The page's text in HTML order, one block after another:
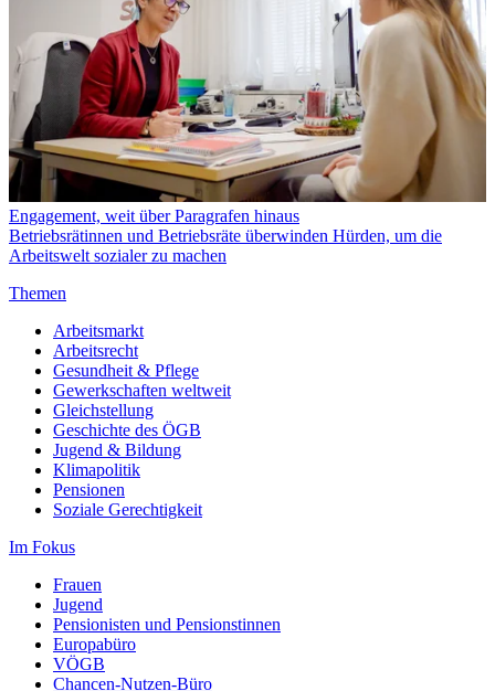
Engagement, weit über Paragrafen hinaus
Betriebsrätinnen und Betriebsräte überwinden Hürden, um die
Arbeitswelt sozialer zu machen
Themen
Arbeitsmarkt
Arbeitsrecht
Gesundheit & Pflege
Gewerkschaften weltweit
Gleichstellung
Geschichte des ÖGB
Jugend & Bildung
Klimapolitik
Pensionen
Soziale Gerechtigkeit
Im Fokus
Frauen
Jugend
Pensionisten und Pensionstinnen
Europabüro
VÖGB
Chancen-Nutzen-Büro